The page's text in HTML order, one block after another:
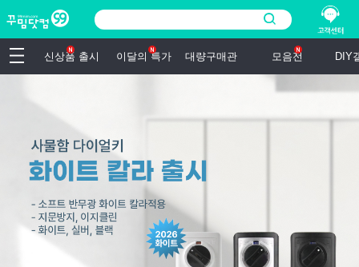
신상품 출시 이달의 특가 대량구매관 모음전 DIY